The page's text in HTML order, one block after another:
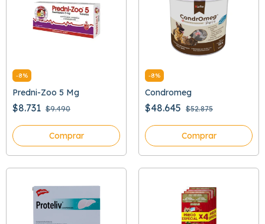
-8%
Predni-Zoo 5 Mg
$8.731 $9.490
Comprar
-8%
Condromeg
$48.645 $52.875
Comprar